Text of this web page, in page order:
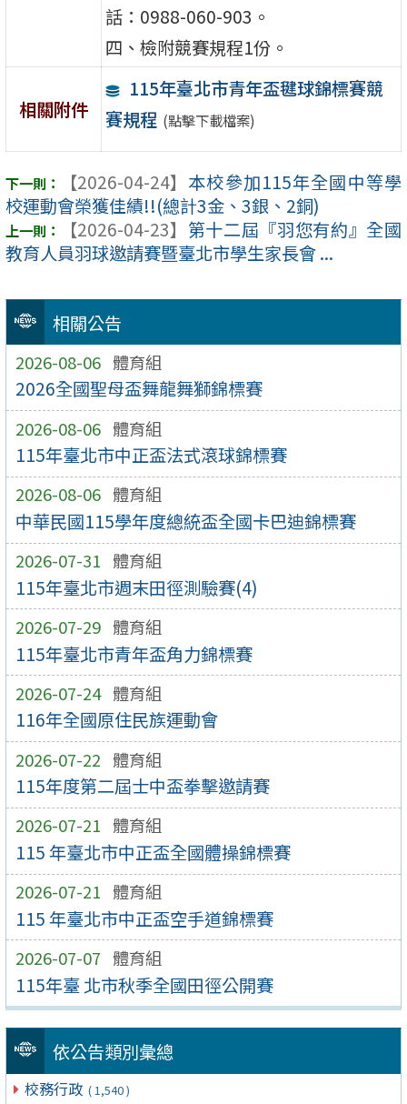
相關公告
2026-08-06 體育組
2026全國聖母盃舞龍舞獅錦標賽
2026-08-06 體育組
115年臺北市中正盃法式滾球錦標賽
2026-08-06 體育組
中華民國115學年度總統盃全國卡巴迪錦標賽
2026-07-31 體育組
115年臺北市週末田徑測驗賽(4)
2026-07-29 體育組
115年臺北市青年盃角力錦標賽
2026-07-24 體育組
116年全國原住民族運動會
2026-07-22 體育組
115年度第二屆士中盃拳擊邀請賽
2026-07-21 體育組
115 年臺北市中正盃全國體操錦標賽
2026-07-21 體育組
115 年臺北市中正盃空手道錦標賽
2026-07-07 體育組
115年臺 北市秋季全國田徑公開賽
依公告類別彙總
校務行政 ( 1,540 )
話：0988-060-903。
四、檢附競賽規程1份。
相關附件
115年臺北市青年盃毽球錦標賽競
賽規程 (點擊下載檔案)
【2026-04-24】 本校參加115年全國中等學
校運動會榮獲佳績!!(總計3金、3銀、2銅)
【2026-04-23】 第十二屆『羽您有約』全國
教育人員羽球邀請賽暨臺北市學生家長會 ...